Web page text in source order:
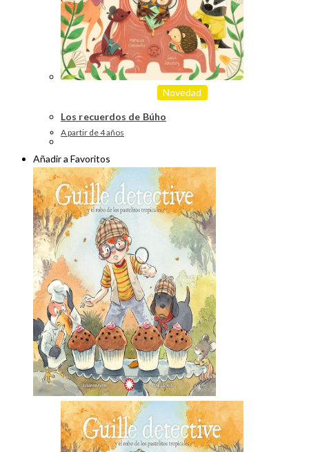
Novedad
Los recuerdos de Búho
A partir de 4 años
Añadir a Favoritos